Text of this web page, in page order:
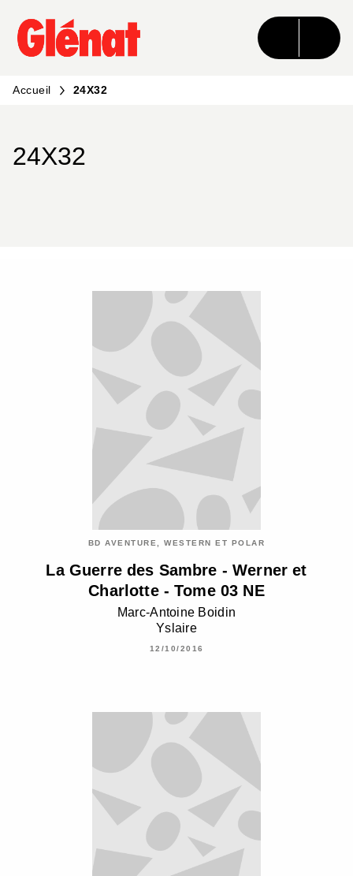
MENU RECHERCHE CONTENU
PIED DE PAGE
Accueil 24X32
24X32
BD AVENTURE, WESTERN ET POLAR
La Guerre des Sambre - Werner et
Charlotte - Tome 03 NE
Marc-Antoine Boidin
Yslaire
12/10/2016